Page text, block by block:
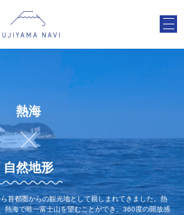
熱海
自然地形
首都圏からの観光地として親しまれてきました。熱
熱海で唯一富士山を望むことができ、360度の開放感